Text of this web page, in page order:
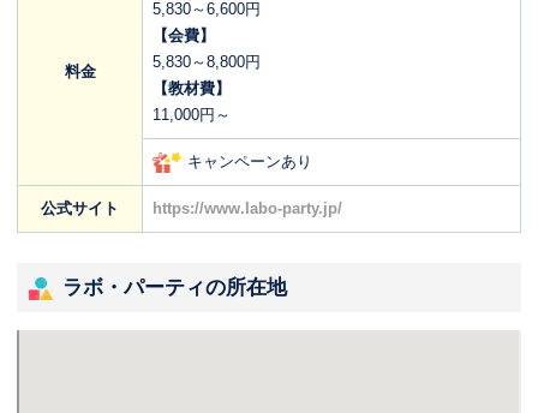
料金
5,830～6,600円
【会費】
5,830～8,800円
【教材費】
11,000円～
キャンペーンあり
公式サイト https://www.labo-party.jp/
ラボ・パーティの所在地